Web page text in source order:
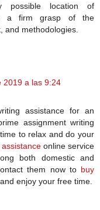
possible location of
a firm grasp of the
and methodologies.
2019 a las 9:24
assistance for an
assignment writing
to relax and do your
online service
both domestic and
them now to buy
enjoy your free time.